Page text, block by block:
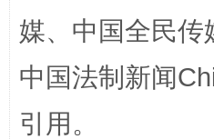
漫山遍野的桃花与雪山、麦
媒、中国全民传
中国法制新闻
引用。